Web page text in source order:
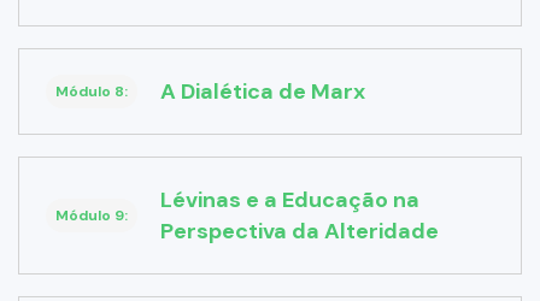
Módulo 8: A Dialética de Marx
Módulo 9:
Lévinas e a Educação na
Perspectiva da Alteridade